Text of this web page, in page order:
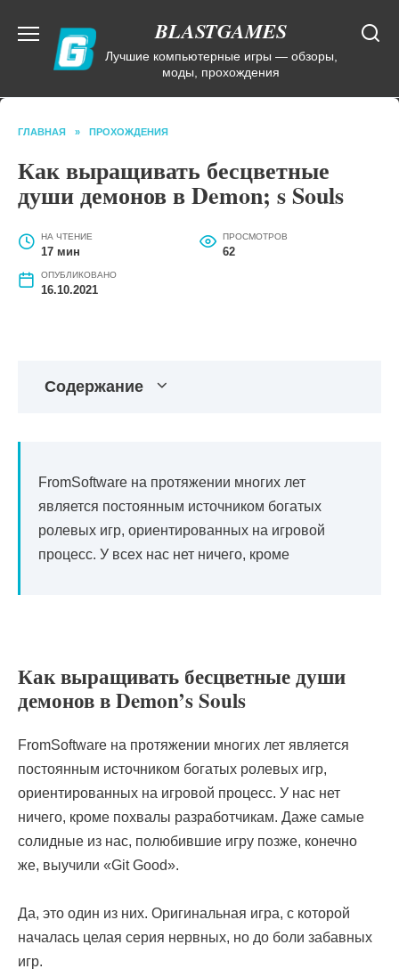
содержанию
BLASTGAMES
Лучшие компьютерные игры — обзоры,
моды, прохождения
ГЛАВНАЯ » ПРОХОЖДЕНИЯ
Как выращивать бесцветные
души демонов в Demon; s Souls
НА ЧТЕНИЕ
17 мин
ПРОСМОТРОВ
62
ОПУБЛИКОВАНО
16.10.2021
Содержание
FromSoftware на протяжении многих лет
является постоянным источником богатых
ролевых игр, ориентированных на игровой
процесс. У всех нас нет ничего, кроме
Как выращивать бесцветные души
демонов в Demon’s Souls
FromSoftware на протяжении многих лет является
постоянным источником богатых ролевых игр,
ориентированных на игровой процесс. У нас нет
ничего, кроме похвалы разработчикам. Даже самые
солидные из нас, полюбившие игру позже, конечно
же, выучили «Git Good».
Да, это один из них. Оригинальная игра, с которой
началась целая серия нервных, но до боли забавных
игр.